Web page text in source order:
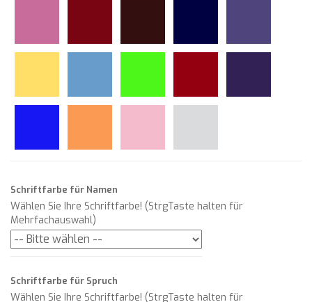
Schriftfarbe für Namen
Wählen Sie Ihre Schriftfarbe! (StrgTaste halten für
Mehrfachauswahl)
Schriftfarbe für Spruch
Wählen Sie Ihre Schriftfarbe! (StrgTaste halten für